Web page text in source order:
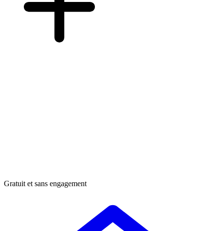
Gratuit et sans engagement